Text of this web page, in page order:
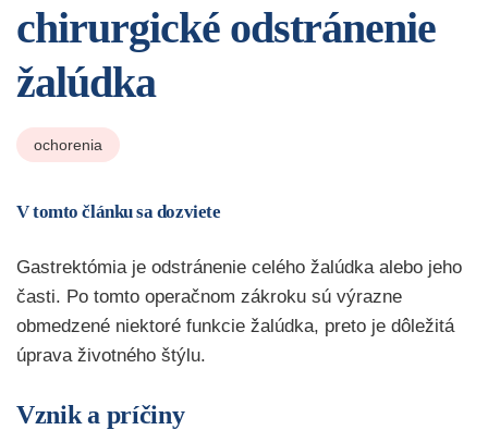
chirurgické odstránenie
žalúdka
ochorenia
V tomto článku sa dozviete
Gastrektómia je odstránenie celého žalúdka alebo jeho
časti. Po tomto operačnom zákroku sú výrazne
obmedzené niektoré funkcie žalúdka, preto je dôležitá
úprava životného štýlu.
Vznik a príčiny